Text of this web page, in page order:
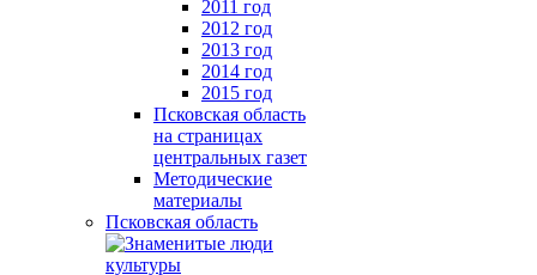
2011 год
2012 год
2013 год
2014 год
2015 год
Псковская область
на страницах
центральных газет
Методические
материалы
Псковская область